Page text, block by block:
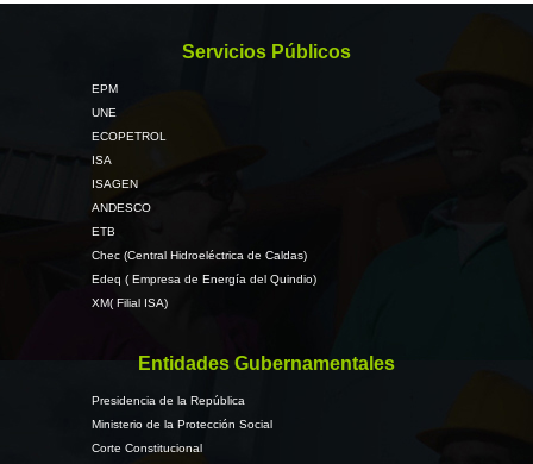
Servicios Públicos
EPM
UNE
ECOPETROL
ISA
ISAGEN
ANDESCO
ETB
Chec (Central Hidroeléctrica de Caldas)
Edeq ( Empresa de Energía del Quindio)
XM( Filial ISA)
Entidades Gubernamentales
Presidencia de la República
Ministerio de la Protección Social
Corte Constitucional